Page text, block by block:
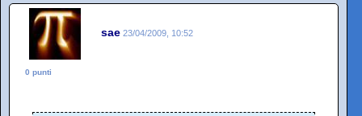
sae 23/04/2009, 10:52
0 punti